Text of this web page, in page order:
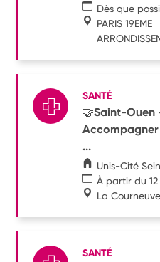
Dès que
PARIS 19EME
SANTÉ
🤝Saint-Ouen
...
Unis-Cité
À partir du
La Courneuve
SANTÉ